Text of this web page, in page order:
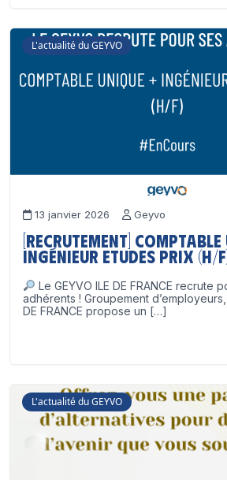
L'actualité du GEYVO
13 janvier 2026 Geyvo
[Recrutement]
Ingénieur Etudes Prix (H/
Le GEYVO ILE DE FRANCE recrute
adhérents ! Groupement d’employeurs,
DE FRANCE propose un […]
L'actualité du GEYVO